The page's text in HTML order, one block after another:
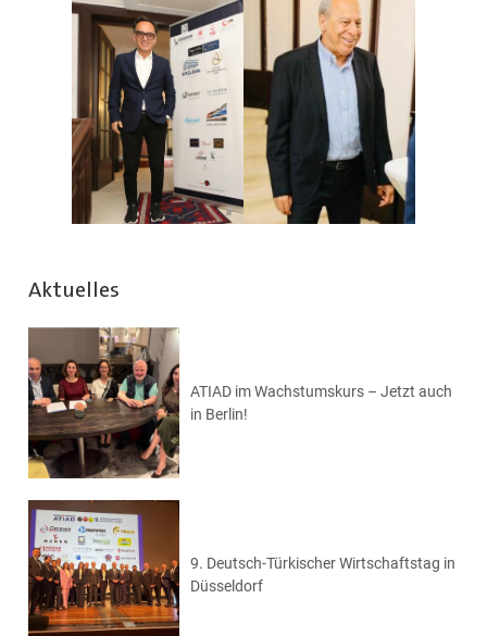
Aktuelles
ATIAD im Wachstumskurs – Jetzt auch
in Berlin!
9. Deutsch-Türkischer Wirtschaftstag in
Düsseldorf